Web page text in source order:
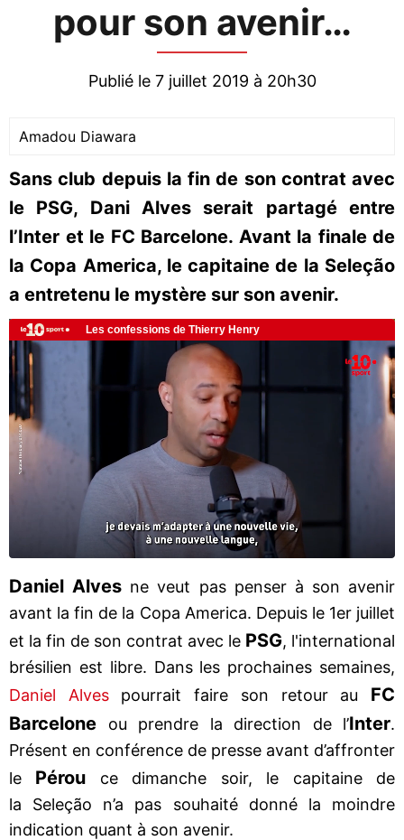
pour son avenir…
Publié le 7 juillet 2019 à 20h30
Amadou Diawara
Sans club depuis la fin de son contrat avec
le PSG, Dani Alves serait partagé entre
l’Inter et le FC Barcelone. Avant la finale de
la Copa America, le capitaine de la Seleção
a entretenu le mystère sur son avenir.
Daniel Alves ne veut pas penser à son avenir
avant la fin de la Copa America. Depuis le 1er juillet
et la fin de son contrat avec le PSG, l'international
brésilien est libre. Dans les prochaines semaines,
Daniel Alves pourrait faire son retour au FC
Barcelone ou prendre la direction de l’Inter.
Présent en conférence de presse avant d’affronter
le Pérou ce dimanche soir, le capitaine de
la Seleção n’a pas souhaité donné la moindre
indication quant à son avenir.